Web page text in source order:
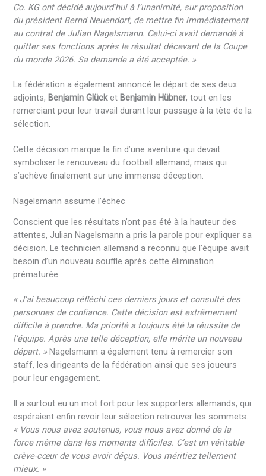
Co. KG ont décidé aujourd’hui à l’unanimité, sur proposition
du président Bernd Neuendorf, de mettre fin immédiatement
au contrat de Julian Nagelsmann. Celui-ci avait demandé à
quitter ses fonctions après le résultat décevant de la Coupe
du monde 2026. Sa demande a été acceptée. »
La fédération a également annoncé le départ de ses deux
adjoints, Benjamin Glücket Benjamin Hübner, tout en les
remerciant pour leur travail durant leur passage à la tête de la
sélection.
Cette décision marque la fin d’une aventure qui devait
symboliser le renouveau du football allemand, mais qui
s’achève finalement sur une immense déception.
Nagelsmann assume l’échec
Conscient que les résultats n’ont pas été à la hauteur des
attentes, Julian Nagelsmann a pris la parole pour expliquer sa
décision. Le technicien allemand a reconnu que l’équipe avait
besoin d’un nouveau souffle après cette élimination
prématurée.
« J’ai beaucoup réfléchi ces derniers jours et consulté des
personnes de confiance. Cette décision est extrêmement
difficile à prendre. Ma priorité a toujours été la réussite de
l’équipe. Après une telle déception, elle mérite un nouveau
départ. » Nagelsmann a également tenu à remercier son
staff, les dirigeants de la fédération ainsi que ses joueurs
pour leur engagement.
Il a surtout eu un mot fort pour les supporters allemands, qui
espéraient enfin revoir leur sélection retrouver les sommets.
« Vous nous avez soutenus, vous nous avez donné de la
force même dans les moments difficiles. C’est un véritable
crève-cœur de vous avoir déçus. Vous méritiez tellement
mieux. »